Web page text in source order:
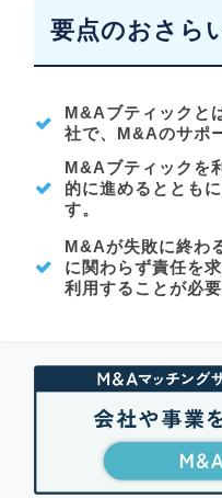
要点のおさら
M&Aブティックと
社で、M&Aのサポ
M&Aブティックを
的に進めるととも
す。
M&Aが失敗に終わ
に関わらず責任を
利用することが必要